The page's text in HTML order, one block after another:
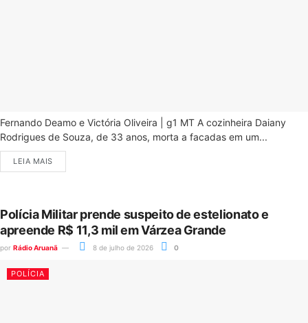
Fernando Deamo e Victória Oliveira | g1 MT A cozinheira Daiany
Rodrigues de Souza, de 33 anos, morta a facadas em um...
LEIA MAIS
Polícia Militar prende suspeito de estelionato e
apreende R$ 11,3 mil em Várzea Grande
por Rádio Aruanã 8 de julho de 2026 0
POLÍCIA